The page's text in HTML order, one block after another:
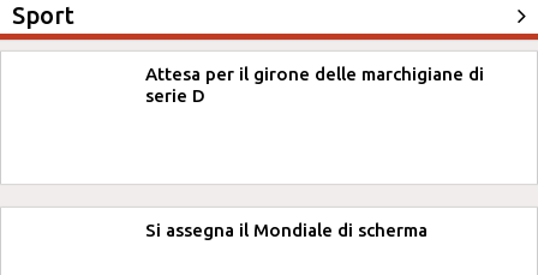
Sport
Attesa per il girone delle marchigiane di
serie D
Si assegna il Mondiale di scherma